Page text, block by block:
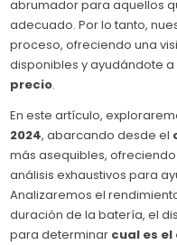
abrumador para aquellos
adecuado. Por lo tanto,
proceso, ofreciendo una
disponibles y ayudándote
precio.
En este artículo,
2024, abarcando desde el
más asequibles, ofreciendo
análisis exhaustivos para
Analizaremos el
duración de la batería, el
para determinar cual es